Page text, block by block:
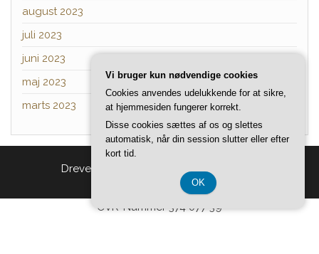
august 2023
juli 2023
juni 2023
maj 2023
marts 2023
Drevet af Tema:Head Blog
CVR-Nummer 374 077 39
Vi bruger kun nødvendige cookies
Cookies anvendes udelukkende for at sikre,
at hjemmesiden fungerer korrekt.
Disse cookies sættes af os og slettes
automatisk, når din session slutter eller efter
kort tid.
OK